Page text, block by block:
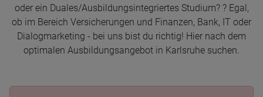
oder ein Duales/Ausbildungsintegriertes Studium? ? Egal,
ob im Bereich Versicherungen und Finanzen, Bank, IT oder
Dialogmarketing - bei uns bist du richtig! Hier nach dem
optimalen Ausbildungsangebot in Karlsruhe suchen.